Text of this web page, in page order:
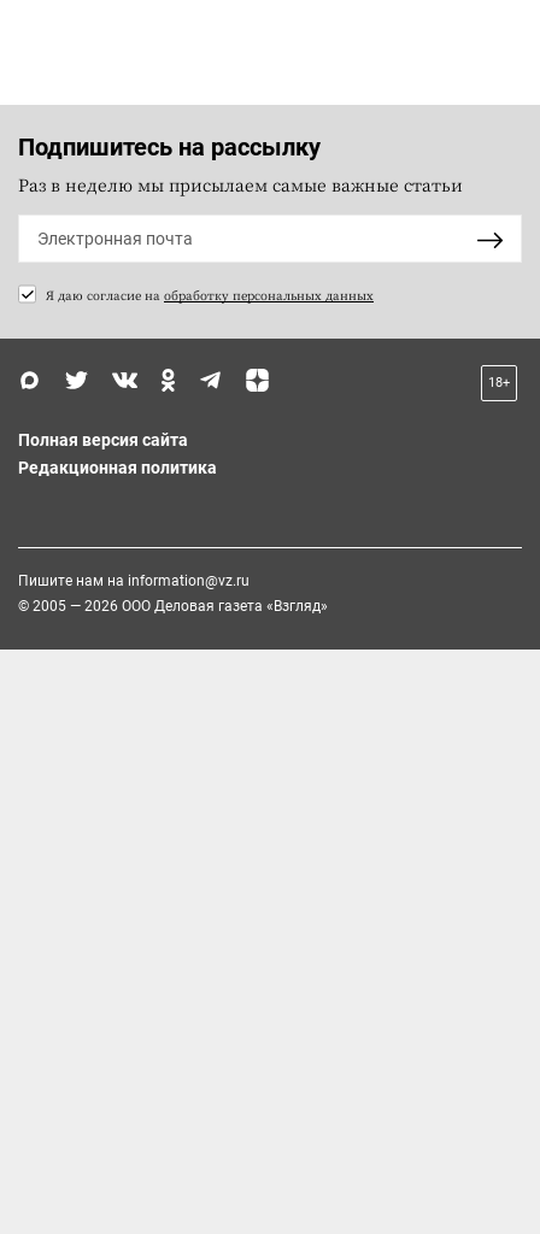
Подпишитесь на рассылку
Раз в неделю мы присылаем самые важные статьи
Я даю согласие на обработку персональных данных
18+
Полная версия сайта
Редакционная политика
Пишите нам на information@vz.ru
© 2005 — 2026 ООО Деловая газета «Взгляд»